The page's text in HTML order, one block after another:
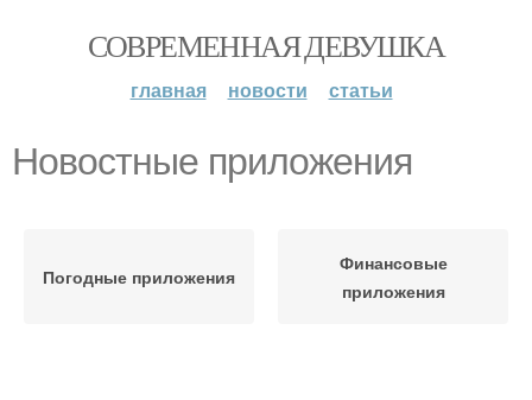
СОВРЕМЕННАЯ ДЕВУШКА
главная новости статьи
Новостные приложения
Погодные приложения
Финансовые
приложения